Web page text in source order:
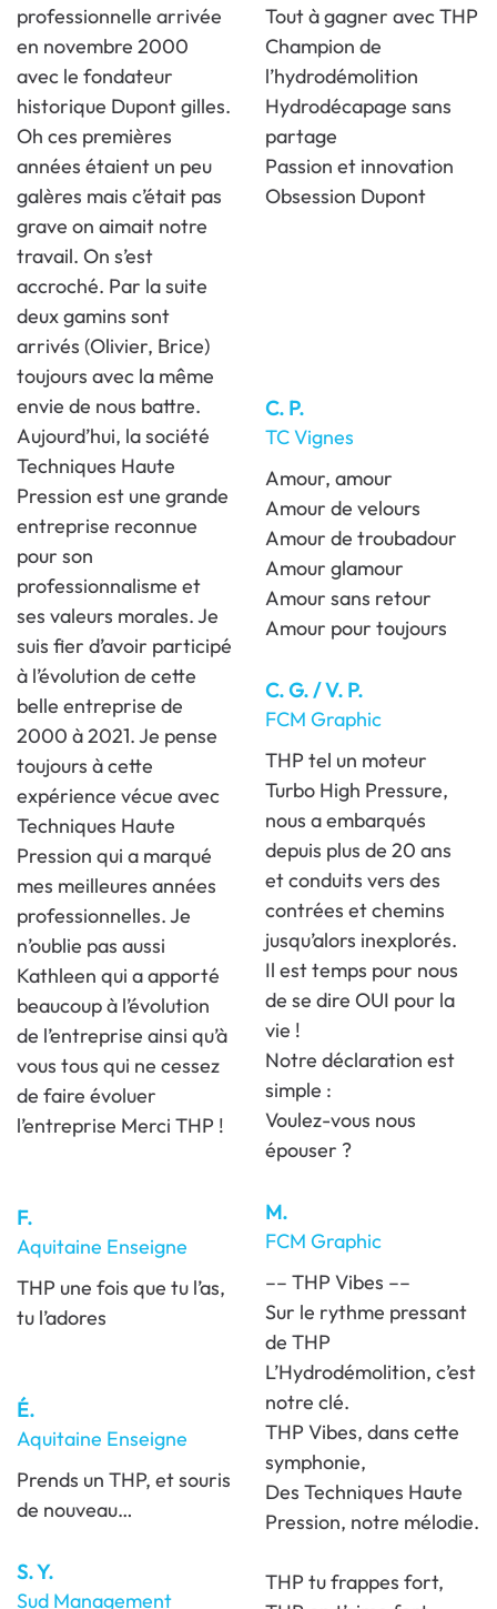
professionnelle arrivée
en novembre 2000
avec le fondateur
historique Dupont gilles.
Oh ces premières
années étaient un peu
galères mais c’était pas
grave on aimait notre
travail. On s’est
accroché. Par la suite
deux gamins sont
arrivés (Olivier, Brice)
toujours avec la même
envie de nous battre.
Aujourd’hui, la société
Techniques Haute
Pression est une grande
entreprise reconnue
pour son
professionnalisme et
ses valeurs morales. Je
suis fier d’avoir participé
à l’évolution de cette
belle entreprise de
2000 à 2021. Je pense
toujours à cette
expérience vécue avec
Techniques Haute
Pression qui a marqué
mes meilleures années
professionnelles. Je
n’oublie pas aussi
Kathleen qui a apporté
beaucoup à l’évolution
de l’entreprise ainsi qu’à
vous tous qui ne cessez
de faire évoluer
l’entreprise Merci THP !
Tout à gagner avec THP
Champion de
l’hydrodémolition
Hydrodécapage sans
partage
Passion et innovation
Obsession Dupont
C. P.
TC Vignes
Amour, amour
Amour de velours
Amour de troubadour
Amour glamour
Amour sans retour
Amour pour toujours
C. G. / V. P.
FCM Graphic
THP tel un moteur
Turbo High Pressure,
nous a embarqués
depuis plus de 20 ans
et conduits vers des
contrées et chemins
jusqu’alors inexplorés.
Il est temps pour nous
de se dire OUI pour la
vie !
Notre déclaration est
simple :
Voulez-vous nous
épouser ?
M.
FCM Graphic
–– THP Vibes ––
Sur le rythme pressant
de THP
L’Hydrodémolition, c’est
notre clé.
THP Vibes, dans cette
symphonie,
Des Techniques Haute
Pression, notre mélodie.
THP tu frappes fort,
F.
Aquitaine Enseigne
THP une fois que tu l’as,
tu l’adores
É.
Aquitaine Enseigne
Prends un THP, et souris
de nouveau…
S. Y.
Sud Management